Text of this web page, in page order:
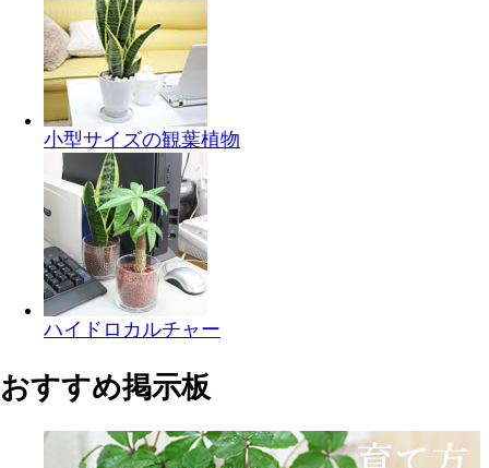
小型サイズの観葉植物
ハイドロカルチャー
おすすめ掲示板